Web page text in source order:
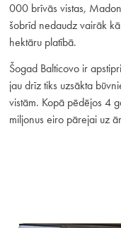
000 brīvās vistas,
šobrīd nedaudz vairāk
hektāru platībā.
Šogad Balticovo ir
jau drīz tiks uzsākta
vistām. Kopā pēdējos 4
miljonus eiro pārejai uz